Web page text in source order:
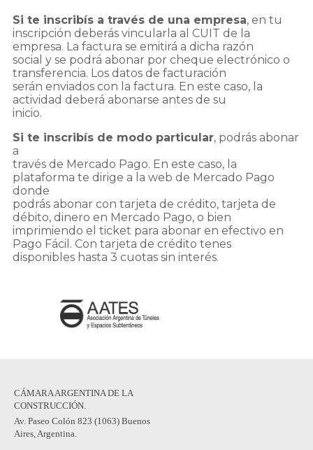
Si te inscribís a través de una empresa, en tu
inscripción deberás vincularla al CUIT de la
empresa. La factura se emitirá a dicha razón
social y se podrá abonar por cheque electrónico o
transferencia. Los datos de facturación
serán enviados con la factura. En este caso, la
actividad deberá abonarse antes de su
inicio.
Si te inscribís de modo particular, podrás abonar
a
través de Mercado Pago. En este caso, la
plataforma te dirige a la web de Mercado Pago
donde
podrás abonar con tarjeta de crédito, tarjeta de
débito, dinero en Mercado Pago, o bien
imprimiendo el ticket para abonar en efectivo en
Pago Fácil. Con tarjeta de crédito tenes
disponibles hasta 3 cuotas sin interés.
CÁMARA ARGENTINA DE LA
CONSTRUCCIÓN.
Av. Paseo Colón 823 (1063) Buenos
Aires, Argentina.